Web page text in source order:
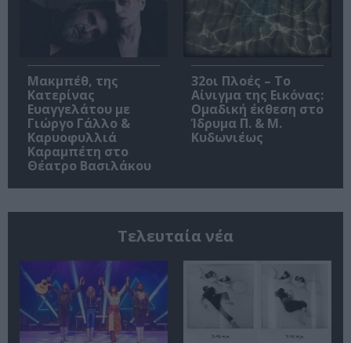
Μακμπέθ, της
Κατερίνας
Ευαγγελάτου με
Γιώργο Γάλλο &
Καρυοφυλλιά
Καραμπέτη στο
Θέατρο Βασιλάκου
32οι Πλοές – Το
Αίνιγμα της Εικόνας:
Ομαδική έκθεση στο
Ίδρυμα Π. & Μ.
Κυδωνιέως
Τελευταία νέα